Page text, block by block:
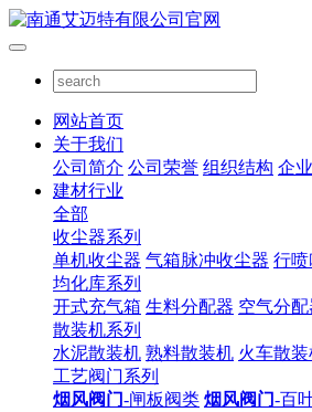
网站首页
关于我们
公司简介 公司荣誉 组织结构 企
建材行业
全部
收尘器系列
单机收尘器 气箱脉冲收尘器 行喷
均化库系列
开式充气箱 生料分配器 空气分配
散装机系列
水泥散装机 熟料散装机 火车散装
工艺阀门系列
烟风阀门-闸板阀类 烟风阀门-百